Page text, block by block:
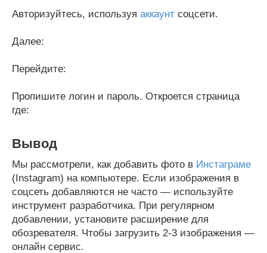
Авторизуйтесь, используя аккаунт соцсети.
Далее:
Перейдите:
Пропишите логин и пароль. Откроется страница
где:
Вывод
Мы рассмотрели, как добавить фото в Инстаграме
(Instagram) на компьютере. Если изображения в
соцсеть добавляются не часто — используйте
инструмент разработчика. При регулярном
добавлении, установите расширение для
обозревателя. Чтобы загрузить 2-3 изображения —
онлайн сервис.